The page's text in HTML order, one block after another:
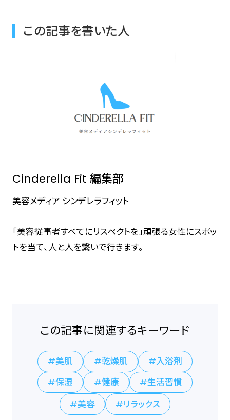
この記事を書いた人
Cinderella Fit 編集部
美容メディア シンデレラフィット
「美容従事者すべてにリスペクトを」頑張る女性にスポッ
トを当て、人と人を繋いで行きます。
この記事に関連するキーワード
美肌 乾燥肌
入浴剤
保湿
健康
生活習慣
美容
リラックス